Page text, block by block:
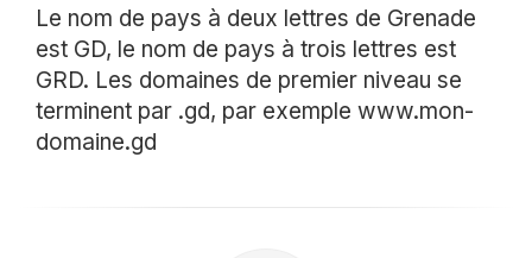
Le nom de pays à deux lettres de Grenade
est GD, le nom de pays à trois lettres est
GRD. Les domaines de premier niveau se
terminent par .gd, par exemple www.mon-
domaine.gd